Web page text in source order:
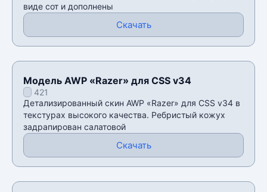
виде сот и дополнены
Скачать
Модель AWP «Razer» для CSS v34
421
Детализированный скин AWP «Razer» для CSS v34 в
текстурах высокого качества. Ребристый кожух
задрапирован салатовой
Скачать